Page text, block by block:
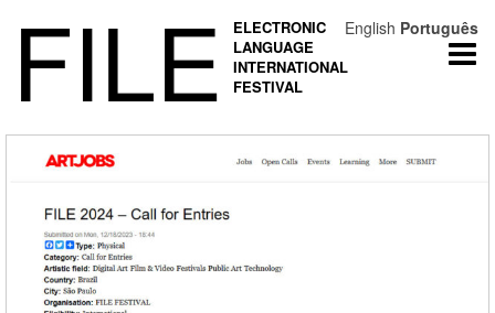
FILE
ELECTRONIC
LANGUAGE
INTERNATIONAL
FESTIVAL
English Português